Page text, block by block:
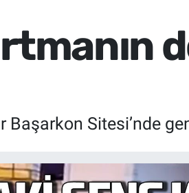
Başarkon Sitesi’nde